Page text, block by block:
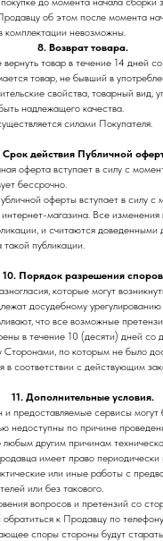
об этом после момента
комплектации невозможны.
8. Возврат товара.
товар в течение 14 дней со
товар, не бывший в
свойства, товарный вид,
надлежащего качества.
силами Покупателя.
Срок действия Публичной
оферта вступает в силу с
бессрочно.
оферты вступает в силу с
магазина. Все изменения
и считаются доведенными
публикации.
10. Порядок разрешения споров
которые могут
досудебному урегулированию
что все возможные
в течение 10 (десяти) дней со
по которым не было
в соответствии с действующим
11. Дополнительные условия.
и предоставляемые сервисы
недоступны по причине
другим причинам
имеет право периодически
или иные работы с
или без такового.
вопросов и претензий со
обратиться к Продавцу по
споры стороны будут